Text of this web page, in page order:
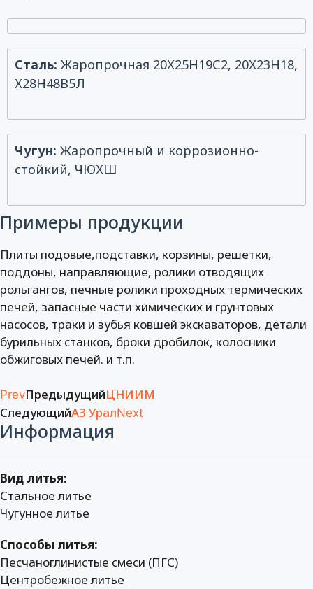
Сталь: Жаропрочная 20Х25Н19С2, 20Х23Н18,
Х28Н48В5Л
Чугун: Жаропрочный и коррозионно-
стойкий, ЧЮХШ
Примеры продукции
Плиты подовые,подставки, корзины, решетки,
поддоны, направляющие, ролики отводящих
рольгангов, печные ролики проходных термических
печей, запасные части химических и грунтовых
насосов, траки и зубья ковшей экскаваторов, детали
бурильных станков, броки дробилок, колосники
обжиговых печей. и т.п.
PrevПредыдущийЦНИИМ
СледующийАЗ УралNext
Информация
Вид литья:
Стальное литье
Чугунное литье
Способы литья:
Песчаноглинистые смеси (ПГС)
Центробежное литье